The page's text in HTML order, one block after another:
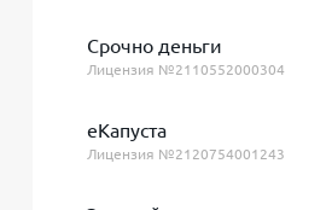
Срочно деньги
Лицензия №2110552000304
еКапуста
Лицензия №2120754001243